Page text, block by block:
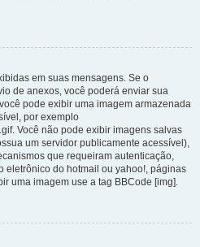
em suas mensagens. Se o
de anexos, você poderá enviar sua
pode exibir uma imagem armazenada
por exemplo
Você não pode exibir imagens salvas
um servidor publicamente acessível),
que requeiram autenticação,
eletrônico do hotmail ou yahoo!, páginas
uma imagem use a tag BBCode [img].